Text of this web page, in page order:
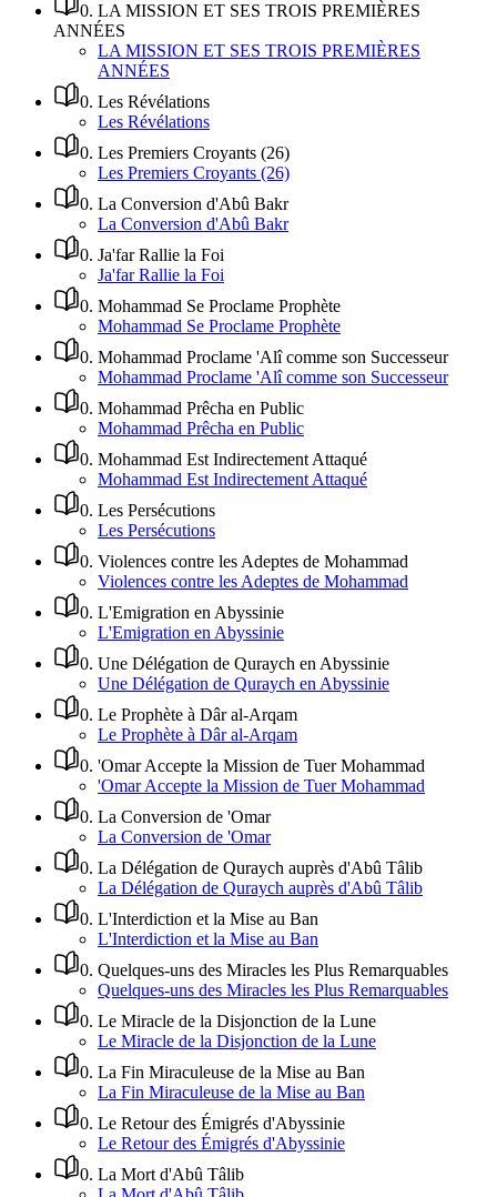
0. LA MISSION ET SES TROIS PREMIÈRES
ANNÉES
LA MISSION ET SES TROIS PREMIÈRES
ANNÉES
0. Les Révélations
Les Révélations
0. Les Premiers Croyants (26)
Les Premiers Croyants (26)
0. La Conversion d'Abû Bakr
La Conversion d'Abû Bakr
0. Ja'far Rallie la Foi
Ja'far Rallie la Foi
0. Mohammad Se Proclame Prophète
Mohammad Se Proclame Prophète
0. Mohammad Proclame 'Alî comme son Successeur
Mohammad Proclame 'Alî comme son Successeur
0. Mohammad Prêcha en Public
Mohammad Prêcha en Public
0. Mohammad Est Indirectement Attaqué
Mohammad Est Indirectement Attaqué
0. Les Persécutions
Les Persécutions
0. Violences contre les Adeptes de Mohammad
Violences contre les Adeptes de Mohammad
0. L'Emigration en Abyssinie
L'Emigration en Abyssinie
0. Une Délégation de Quraych en Abyssinie
Une Délégation de Quraych en Abyssinie
0. Le Prophète à Dâr al-Arqam
Le Prophète à Dâr al-Arqam
0. 'Omar Accepte la Mission de Tuer Mohammad
'Omar Accepte la Mission de Tuer Mohammad
0. La Conversion de 'Omar
La Conversion de 'Omar
0. La Délégation de Quraych auprès d'Abû Tâlib
La Délégation de Quraych auprès d'Abû Tâlib
0. L'Interdiction et la Mise au Ban
L'Interdiction et la Mise au Ban
0. Quelques-uns des Miracles les Plus Remarquables
Quelques-uns des Miracles les Plus Remarquables
0. Le Miracle de la Disjonction de la Lune
Le Miracle de la Disjonction de la Lune
0. La Fin Miraculeuse de la Mise au Ban
La Fin Miraculeuse de la Mise au Ban
0. Le Retour des Émigrés d'Abyssinie
Le Retour des Émigrés d'Abyssinie
0. La Mort d'Abû Tâlib